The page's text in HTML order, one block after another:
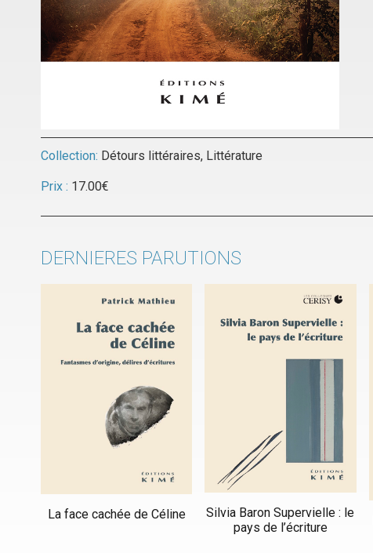
Collection: Détours littéraires, Littérature
Prix : 17.00€
DERNIERES PARUTIONS
La face cachée de Céline
Silvia Baron Supervielle : le
pays de l’écriture